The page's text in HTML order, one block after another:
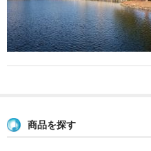
ご利用ガイド
よくあるご質問
商品を探す